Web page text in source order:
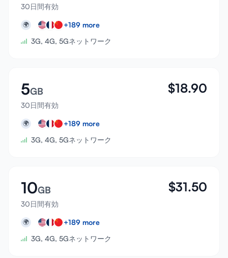
30日間有効
🌍 +189 more
3G, 4G, 5Gネットワーク
5GB
30日間有効
$18.90
🌍 +189 more
3G, 4G, 5Gネットワーク
10GB
30日間有効
$31.50
🌍 +189 more
3G, 4G, 5Gネットワーク